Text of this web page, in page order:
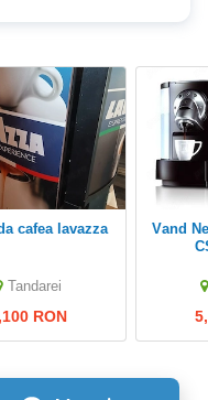
cafea lavazza
Tandarei
RON
Vand Nespresso Gemini